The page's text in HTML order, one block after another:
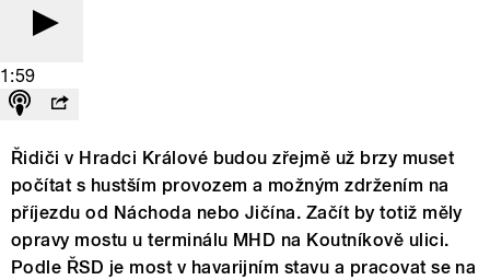
1:59
Řidiči v Hradci Králové budou zřejmě už brzy muset
počítat s hustším provozem a možným zdržením na
příjezdu od Náchoda nebo Jičína. Začít by totiž měly
opravy mostu u terminálu MHD na Koutníkově ulici.
Podle ŘSD je most v havarijním stavu a pracovat se na